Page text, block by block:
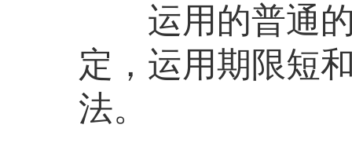
运用的普通的
定，运用期限短
法。